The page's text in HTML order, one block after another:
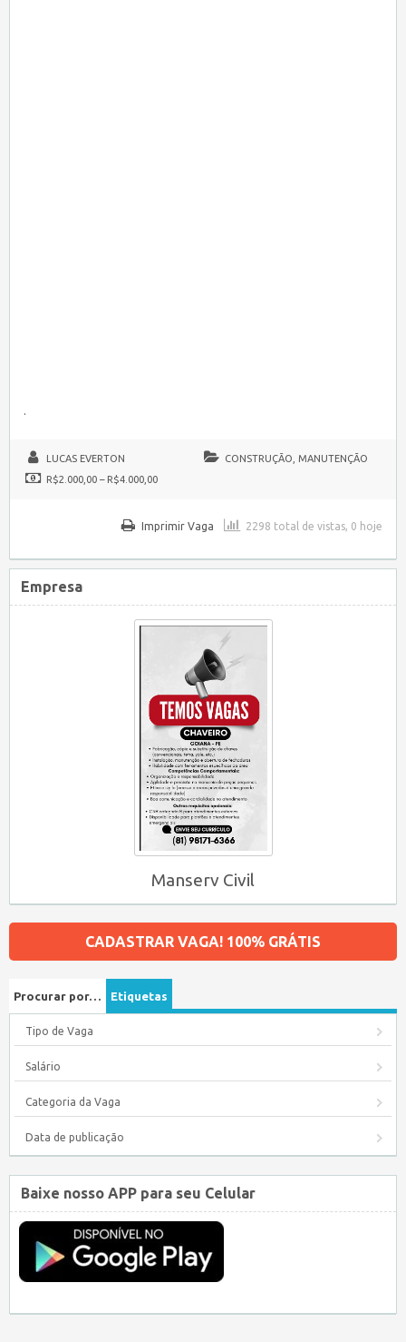
LUCAS EVERTON
CONSTRUÇÃO, MANUTENÇÃO
R$2.000,00 – R$4.000,00
2298 total de vistas, 0 hoje
Imprimir Vaga
Empresa
Manserv Civil
CADASTRAR VAGA! 100% GRÁTIS
Procurar por… Etiquetas
Tipo de Vaga
Salário
Categoria da Vaga
Data de publicação
Baixe nosso APP para seu Celular